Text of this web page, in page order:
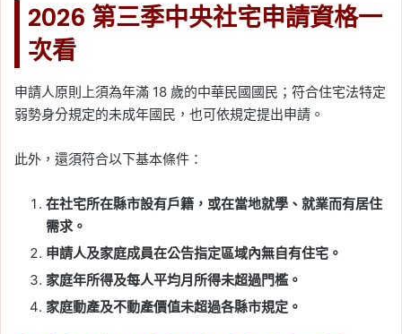
2026 第三季中央社宅申請資格一
次看
申請人原則上須為年滿 18 歲的中華民國國民；符合住宅法特定
弱勢身分規定的未成年國民，也可依規定提出申請。
此外，還須符合以下基本條件：
在社宅所在縣市設有戶籍，或在當地就學、就業而有居住
需求。
申請人及家庭成員在公告指定區域內無自有住宅。
家庭年所得及每人平均月所得未超過門檻。
家庭動產及不動產價值未超過各縣市規定。